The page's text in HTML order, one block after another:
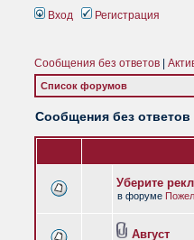
Вход Регистрация
Сообщения без ответов
Список форумов
Сообщения без ответов
Уберите
в форуме
Август